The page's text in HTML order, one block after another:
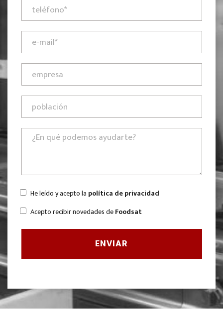
He leído y acepto la política de privacidad
Acepto recibir novedades deFoodsat